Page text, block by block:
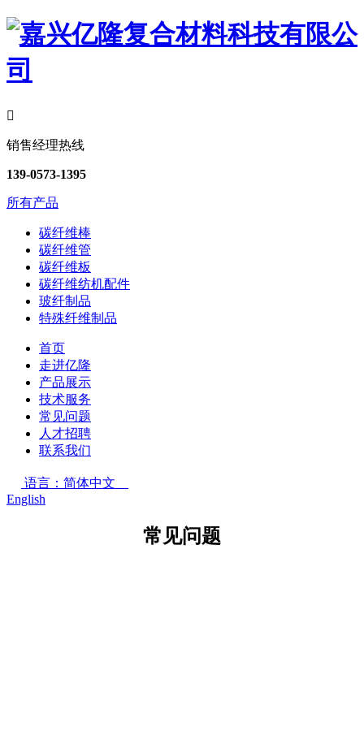

销售经理热线
139-0573-1395
所有产品
碳纤维棒
碳纤维管
碳纤维板
碳纤维纺机配件
玻纤制品
特殊纤维制品
首页
走进亿隆
产品展示
技术服务
常见问题
人才招聘
联系我们
语言：简体中文
English
常见问题